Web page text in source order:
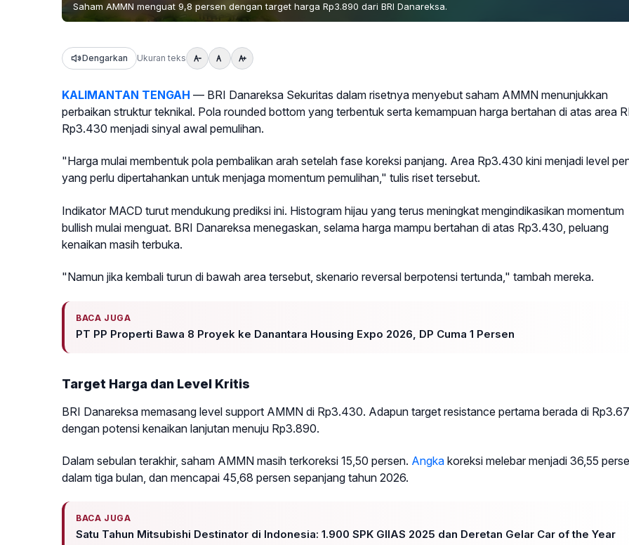
Saham AMMN menguat 9,8 persen dengan target harga Rp3.890 dari BRI Danareksa.
Dengarkan Ukuran teks
KALIMANTAN TENGAH — BRI Danareksa Sekuritas dalam risetnya menyebut saham AMMN menunjukkan
perbaikan struktur teknikal. Pola rounded bottom yang terbentuk serta kemampuan harga bertahan di atas area
Rp3.430 menjadi sinyal awal pemulihan.
"Harga mulai membentuk pola pembalikan arah setelah fase koreksi panjang. Area Rp3.430 kini menjadi level
yang perlu dipertahankan untuk menjaga momentum pemulihan," tulis riset tersebut.
Indikator MACD turut mendukung prediksi ini. Histogram hijau yang terus meningkat mengindikasikan momentum
bullish mulai menguat. BRI Danareksa menegaskan, selama harga mampu bertahan di atas Rp3.430, peluang
kenaikan masih terbuka.
"Namun jika kembali turun di bawah area tersebut, skenario reversal berpotensi tertunda," tambah mereka.
BACA JUGA
PT PP Properti Bawa 8 Proyek ke Danantara Housing Expo 2026, DP Cuma 1 Persen
Target Harga dan Level Kritis
BRI Danareksa memasang level support AMMN di Rp3.430. Adapun target resistance pertama berada di
dengan potensi kenaikan lanjutan menuju Rp3.890.
Dalam sebulan terakhir, saham AMMN masih terkoreksi 15,50 persen. Angka koreksi melebar menjadi 36,55
dalam tiga bulan, dan mencapai 45,68 persen sepanjang tahun 2026.
BACA JUGA
Satu Tahun Mitsubishi Destinator di Indonesia: 1.900 SPK GIIAS 2025 dan Deretan Gelar Car of the Year